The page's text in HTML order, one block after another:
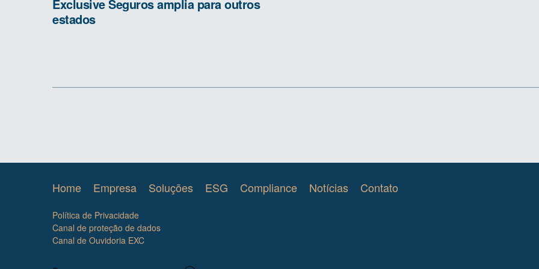
Exclusive Seguros amplia para outros
estados
Home Empresa Soluções ESG Compliance Notícias Contato
Política de Privacidade
Canal de proteção de dados
Canal de Ouvidoria EXC